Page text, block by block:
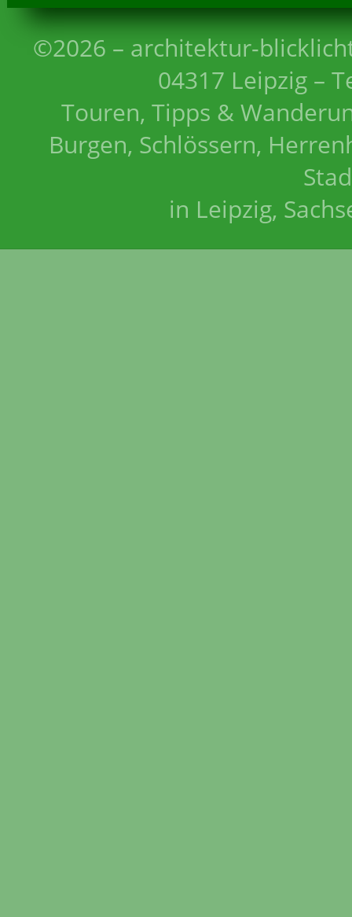
©2026 – architektur-
04317 Leipzig –
Touren, Tipps &
Burgen, Schlössern,
in Leipzig,